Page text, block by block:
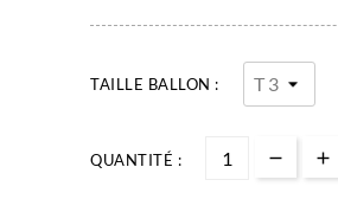
TAILLE BALLON :
QUANTITÉ :